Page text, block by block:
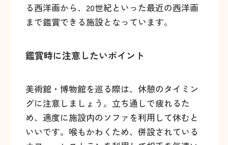
る西洋画から、20世紀といった最近の西洋画
まで鑑賞できる施設となっています。
鑑賞時に注意したいポイント
美術館・博物館を巡る際は、休憩のタイミン
グに注意しましょう。立ち通しで疲れるた
め、適度に施設内のソファを利用して休むと
いいです。喉もかわくため、併設されている